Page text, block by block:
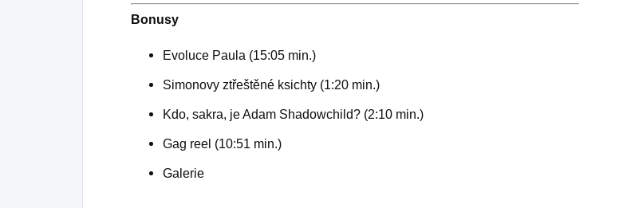
Bonusy
Evoluce Paula (15:05 min.)
Simonovy ztřeštěné ksichty (1:20 min.)
Kdo, sakra, je Adam Shadowchild? (2:10 min.)
Gag reel (10:51 min.)
Galerie